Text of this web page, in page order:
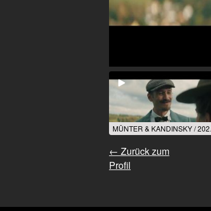
← Zurück zum
Profil